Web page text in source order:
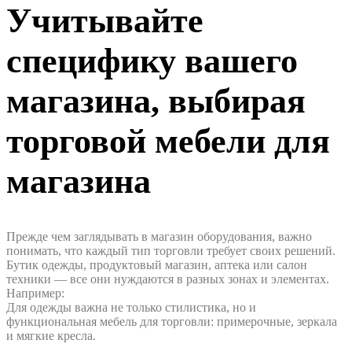
Учитывайте
специфику вашего
магазина, выбирая
торговой мебели для
магазина
Прежде чем заглядывать в магазин оборудования, важно
понимать, что каждый тип торговли требует своих решений.
Бутик одежды, продуктовый магазин, аптека или салон
техники — все они нуждаются в разных зонах и элементах.
Например:
Для одежды важна не только стилистика, но и
функциональная мебель для торговли: примерочные, зеркала
и мягкие кресла.